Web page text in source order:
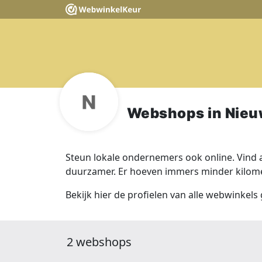
Webshops in
Steun lokale ondernemers ook online.
duurzamer. Er hoeven immers minder
Bekijk hier de profielen van alle
2 webshops